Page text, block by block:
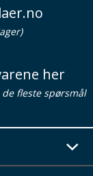
her
fleste spørsmål